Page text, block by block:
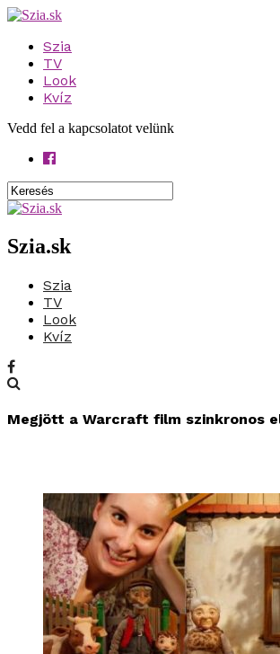
Szia
TV
Look
Kvíz
Vedd fel a kapcsolatot velünk
Szia.sk
Szia
TV
Look
Kvíz
Megjött a Warcraft film szinkronos